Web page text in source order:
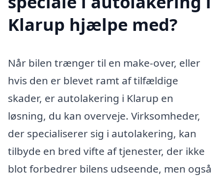
Klarup hjælpe med?
Når bilen trænger til en make-over, eller
hvis den er blevet ramt af tilfældige
skader, er autolakering i Klarup en
løsning, du kan overveje. Virksomheder,
der specialiserer sig i autolakering, kan
tilbyde en bred vifte af tjenester, der ikke
blot forbedrer bilens udseende, men også